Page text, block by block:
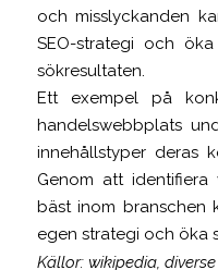
och misslyckanden
SEO-strategi och
sökresultaten.
Ett exempel på
handelswebbplats
innehållstyper deras
Genom att
bäst inom branschen
egen strategi och öka
Källor: wikipedia,